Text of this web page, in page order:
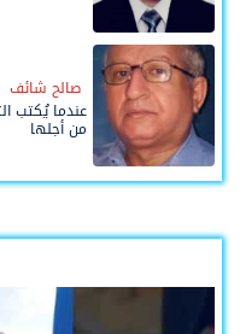
صالح شائف
عندما يُكتب
من أجلها